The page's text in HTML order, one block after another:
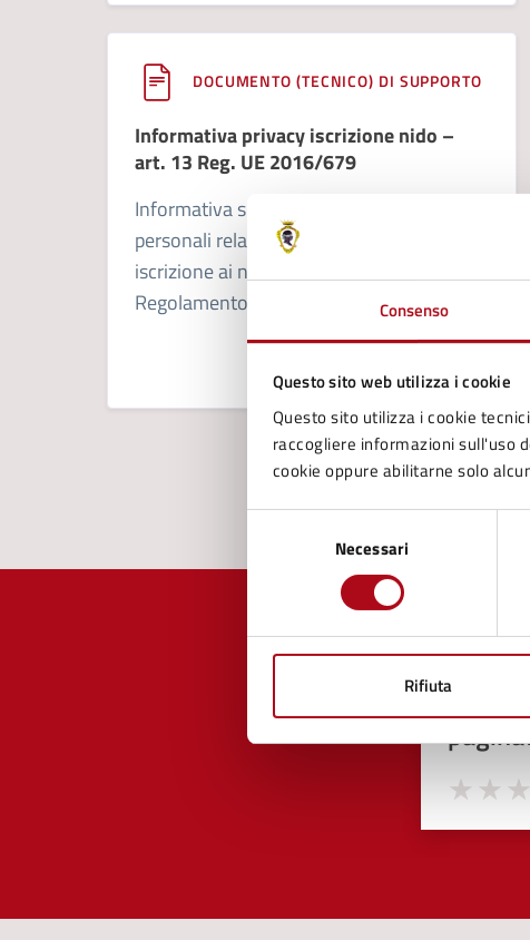
Consenso
Questo sito web utilizza i cookie
Questo sito utilizza i cookie
raccogliere informazioni sull'uso
cookie oppure abilitarne solo
consenso
Necessari
Rifiuta
DOCUMENTO (TECNICO) DI SUPPORTO
Informativa privacy iscrizione nido –
art. 13 Reg. UE 2016/679
Informativa sul trattamento dei dati
personali relativi alla domanda di
iscrizione ai nidi comunali, ai sensi del
Regolamento UE 2016/679.